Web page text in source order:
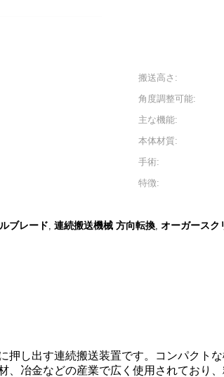
搬送高さ:
角度調整可能:
主な機能:
本体材質:
手術:
特徴:
ブレード, 連続搬送機械 方向転換, オーガースク
し出す連続搬送装置です。コンパクト
冶金などの産業で広く使用されており